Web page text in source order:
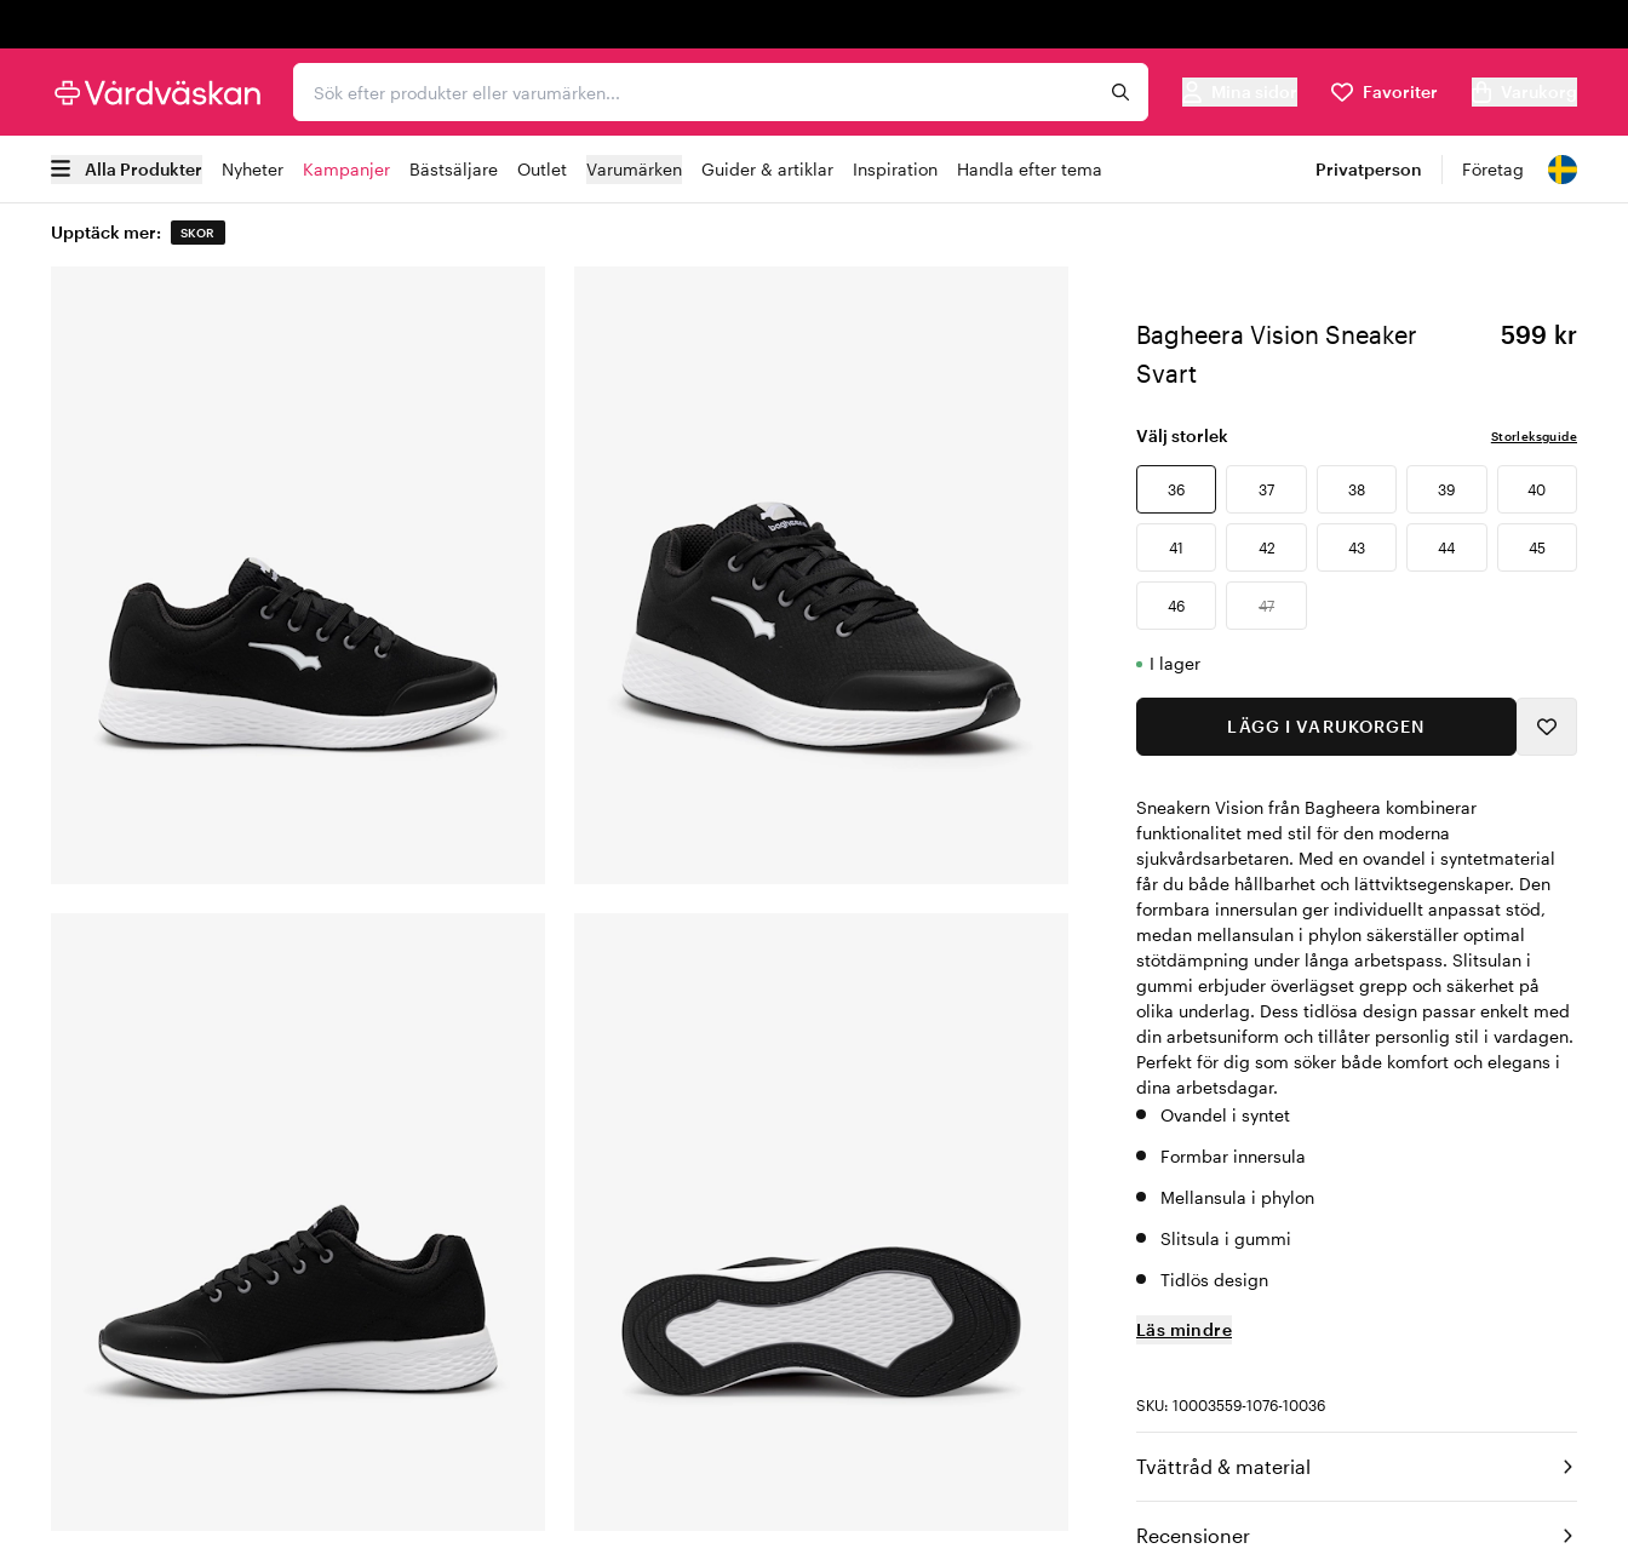
Sök efter produkter eller varumärken...
Favoriter
Alla Produkter Nyheter Kampanjer Bästsäljare Outlet Varumärken Guider & artiklar Inspiration Handla efter tema Privatperson Företag
Upptäck mer: SKOR
Bagheera Vision Sneaker
Svart
599 kr
Välj storlek Storleksguide
36 37 38 39 40
41 42 43 44 45
46 47
I lager
LÄGG I VARUKORGEN
Sneakern Vision från Bagheera kombinerar
funktionalitet med stil för den moderna
sjukvårdsarbetaren. Med en ovandel i syntetmaterial
får du både hållbarhet och lättviktsegenskaper. Den
formbara innersulan ger individuellt anpassat stöd,
medan mellansulan i phylon säkerställer optimal
stötdämpning under långa arbetspass. Slitsulan i
gummi erbjuder överlägset grepp och säkerhet på
olika underlag. Dess tidlösa design passar enkelt med
din arbetsuniform och tillåter personlig stil i vardagen.
Perfekt för dig som söker både komfort och elegans i
dina arbetsdagar.
Ovandel i syntet
Formbar innersula
Mellansula i phylon
Slitsula i gummi
Tidlös design
Läs mindre
SKU: 10003559-1076-10036
Tvättråd & material
Recensioner